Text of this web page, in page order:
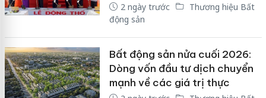
2 ngày trước
Thương hiệu Bất
động sản
Bất động sản nửa cuối 2026:
Dòng vốn đầu tư dịch chuyển
mạnh về các giá trị thực